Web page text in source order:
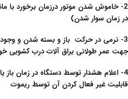
2- خاموش شدن موتور درزمان برخورد با
در زمان سوار شدن)
3- نرمی در حرکت باز و بسته شدن و
جهت عمر طولانی یراق آلات درب کشویی
4- اعلام هشدار توسط دستگاه در زمان
قابلیت غیر فعال کردن آن توسط ریموت